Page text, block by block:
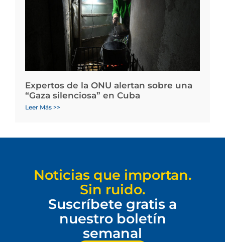
Expertos de la ONU alertan sobre una
“Gaza silenciosa” en Cuba
Leer Más >>
Noticias que importan.
Sin ruido.
Suscríbete gratis a
nuestro boletín
semanal